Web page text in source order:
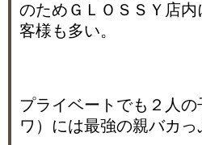
のためＧＬＯＳＳＹ店
客様も多い。
プライベートでも２人
ワ）には最強の親バカっ